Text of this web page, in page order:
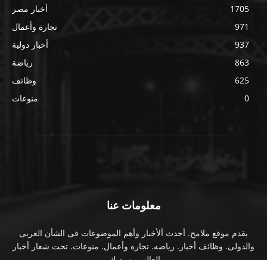
أخبار مصر
1705
تجارة وأعمال
971
أخبار دولية
937
رياضة
863
وظائف
625
منوعات
0
معلومات عنا
يقدم موقع ملامح. أحدث ألأخبار وأهم الموضوعات فى الشأن العربى
والدولى. وظائف أخبار. رياضه. تجاره وأعمال. منوعات. تحت شعار أخبار